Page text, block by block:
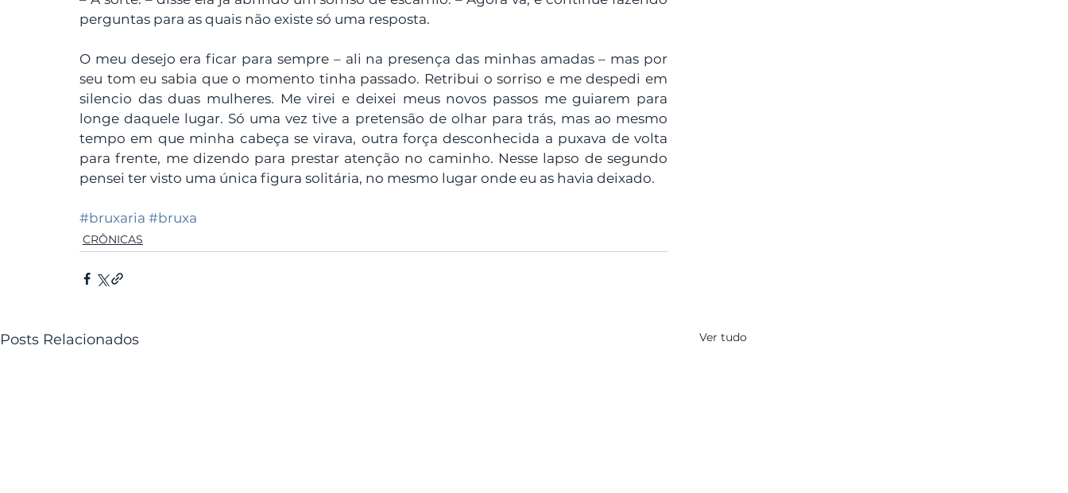
perguntas para as quais não existe só uma resposta.
O meu desejo era ficar para sempre – ali na presença das minhas amadas – mas por
seu tom eu sabia que o momento tinha passado. Retribui o sorriso e me despedi em
silencio das duas mulheres. Me virei e deixei meus novos passos me guiarem para
longe daquele lugar. Só uma vez tive a pretensão de olhar para trás, mas ao mesmo
tempo em que minha cabeça se virava, outra força desconhecida a puxava de volta
para frente, me dizendo para prestar atenção no caminho. Nesse lapso de segundo
pensei ter visto uma única figura solitária, no mesmo lugar onde eu as havia deixado.
#bruxaria #bruxa
CRÔNICAS
Posts Relacionados Ver tudo